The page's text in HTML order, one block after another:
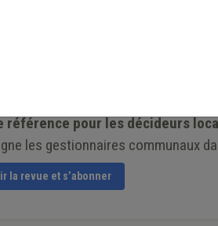
l’association coupole
référence pour les décideurs
les gestionnaires communaux
la revue et s’abonner